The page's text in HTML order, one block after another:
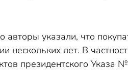
авторы указали, что
лет. В
президентского